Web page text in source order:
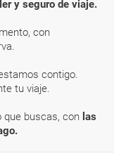
y seguro de viaje.
con
contigo.
tu viaje.
que buscas, con las